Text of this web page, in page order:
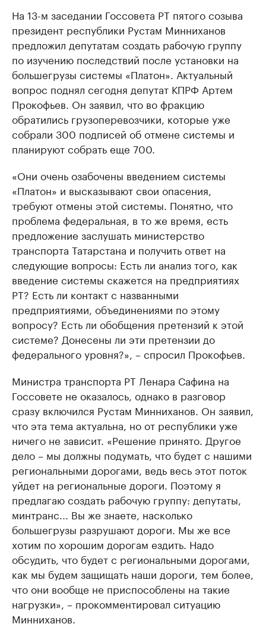
На 13-м заседании Госсовета РТ пятого созыва
президент республики Рустам Минниханов
предложил депутатам создать рабочую группу
по изучению последствий после установки на
большегрузы системы «Платон». Актуальный
вопрос поднял сегодня депутат КПРФ Артем
Прокофьев. Он заявил, что во фракцию
обратились грузоперевозчики, которые уже
собрали 300 подписей об отмене системы и
планируют собрать еще 700.
«Они очень озабочены введением системы
«Платон» и высказывают свои опасения,
требуют отмены этой системы. Понятно, что
проблема федеральная, в то же время, есть
предложение заслушать министерство
транспорта Татарстана и получить ответ на
следующие вопросы: Есть ли анализ того, как
введение системы скажется на предприятиях
РТ? Есть ли контакт с названными
предприятиями, объединениями по этому
вопросу? Есть ли обобщения претензий к этой
системе? Донесены ли эти претензии до
федерального уровня?», – спросил Прокофьев.
Министра транспорта РТ Ленара Сафина на
Госсовете не оказалось, однако в разговор
сразу включился Рустам Минниханов. Он заявил,
что эта тема актуальна, но от республики уже
ничего не зависит. «Решение принято. Другое
дело – мы должны подумать, что будет с нашими
региональными дорогами, ведь весь этот поток
уйдет на региональные дороги. Поэтому я
предлагаю создать рабочую группу: депутаты,
минтранс... Вы же знаете, насколько
большегрузы разрушают дороги. Мы же все
хотим по хорошим дорогам ездить. Надо
обсудить, что будет с региональными дорогами,
как мы будем защищать наши дороги, тем более,
что они вообще не приспособлены на такие
нагрузки», – прокомментировал ситуацию
Минниханов.